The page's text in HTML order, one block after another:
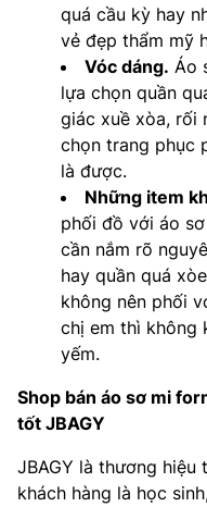
quá cầu kỳ hay
vẻ đẹp thẩm mỹ
Vóc dáng. Áo
lựa chọn quần
giác xuề xòa, rối
chọn trang phục
là được.
Những item
phối đồ với áo
cần nắm rõ
hay quần quá
không nên phối
chị em thì không
yếm.
Shop bán áo sơ mi
tốt JBAGY
JBAGY là thương
khách hàng là học